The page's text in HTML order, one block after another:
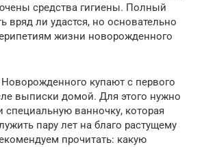
средства гигиены. Полный
вряд ли удастся, но основательно
жизни новорожденного
купают с первого
выписки домой. Для этого нужно
специальную ванночку, которая
пару лет на благо растущему
прочитать: какую